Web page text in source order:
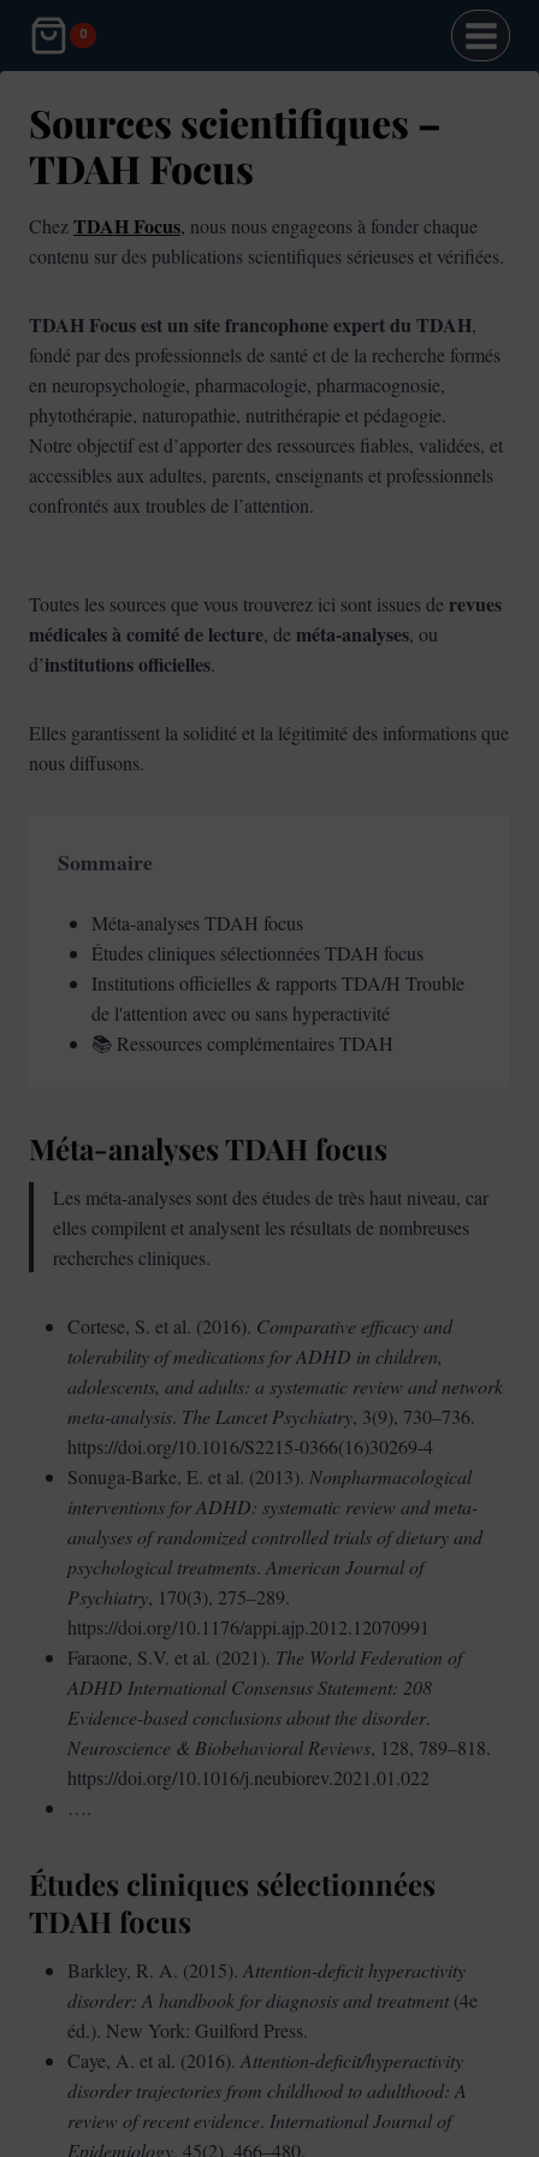
Aller
contenu
0
Sources scientifiques –
TDAH Focus
ChezTDAH Focus, nous nous engageons à fonder chaque
contenu sur des publications scientifiques sérieuses et vérifiées.
TDAH Focus est un site francophone expert du TDAH,
fondé par des professionnels de santé et de la recherche formés
en neuropsychologie, pharmacologie, pharmacognosie,
phytothérapie, naturopathie, nutrithérapie et pédagogie.
Notre objectif est d’apporter des ressources fiables, validées, et
accessibles aux adultes, parents, enseignants et professionnels
confrontés aux troubles de l’attention.
Toutes les sources que vous trouverez ici sont issues de revues
médicales à comité de lecture, de méta-analyses, ou
d’institutions officielles.
Elles garantissent la solidité et la légitimité des informations que
nous diffusons.
Sommaire
Méta-analyses TDAH focus
Études cliniques sélectionnées TDAH focus
Institutions officielles & rapports TDA/H Trouble
de l'attention avec ou sans hyperactivité
📚 Ressources complémentaires TDAH
Méta-analyses TDAH focus
Les méta-analyses sont des études de très haut niveau, car
elles compilent et analysent les résultats de nombreuses
recherches cliniques.
Cortese, S. et al. (2016). Comparative efficacy and
tolerability of medications for ADHD in children,
adolescents, and adults: a systematic review and network
meta-analysis. The Lancet Psychiatry, 3(9), 730–736.
https://doi.org/10.1016/S2215-0366(16)30269-4
Sonuga-Barke, E. et al. (2013). Nonpharmacological
interventions for ADHD: systematic review and meta-
analyses of randomized controlled trials of dietary and
psychological treatments. American Journal of
Psychiatry, 170(3), 275–289.
https://doi.org/10.1176/appi.ajp.2012.12070991
Faraone, S.V. et al. (2021). The World Federation of
ADHD International Consensus Statement: 208
Evidence-based conclusions about the disorder.
Neuroscience & Biobehavioral Reviews, 128, 789–818.
https://doi.org/10.1016/j.neubiorev.2021.01.022
….
Études cliniques sélectionnées
TDAH focus
Barkley, R. A. (2015). Attention-deficit hyperactivity
disorder: A handbook for diagnosis and treatment (4e
éd.). New York: Guilford Press.
Caye, A. et al. (2016). Attention-deficit/hyperactivity
disorder trajectories from childhood to adulthood: A
review of recent evidence. International Journal of
Epidemiology, 45(2), 466–480.